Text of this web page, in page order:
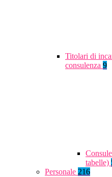
Titolari di
consulenza 9
tabelle)
Personale 216